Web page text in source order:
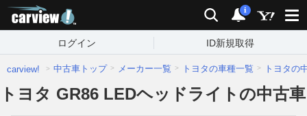
検索 通知
i
ログイン ID新規取得
carview! 中古車トップ メーカー一覧 トヨタの車種一覧 トヨタの
トヨタ GR86 LEDヘッドライトの中古車